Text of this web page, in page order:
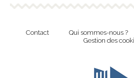
Contact Qui sommes-nous ?
Gestion des